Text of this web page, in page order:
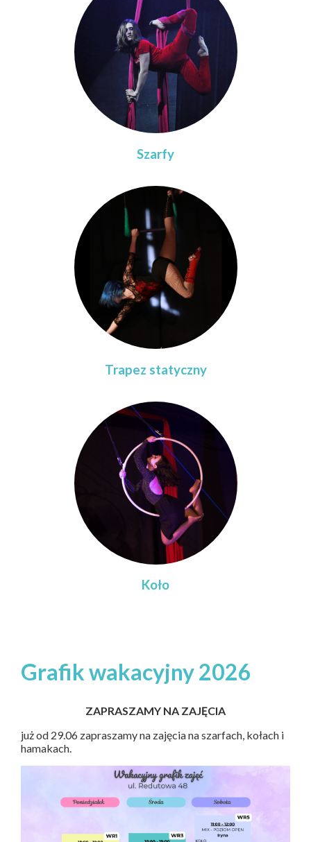
Szarfy
Trapez statyczny
Koło
Grafik wakacyjny 2026
ZAPRASZAMY NA ZAJĘCIA
już od 29.06 zapraszamy na zajęcia na szarfach, kołach i
hamakach.